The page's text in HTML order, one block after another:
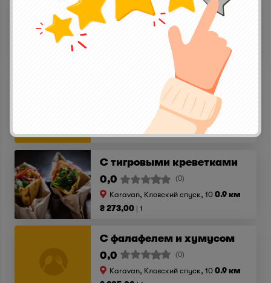
0,0
(0)
Karavan, Кловский спуск, 10
0.9 км
(0)
Karavan, Кловский спуск, 100.9 км
₴ 223,00
1
С тигровыми креветками
0,0
(0)
Karavan, Кловский спуск, 100.9 км
₴ 273,00
1
С фалафелем и хумусом
0,0
(0)
Karavan, Кловский спуск, 100.9 км